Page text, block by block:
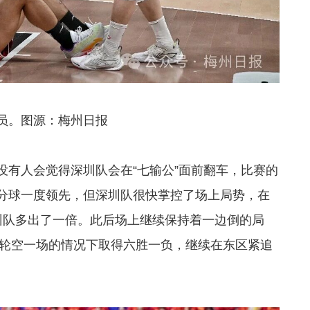
。图源：梅州日报
人会觉得深圳队会在“七输公”面前翻车，比赛的
一度领先，但深圳队很快掌控了场上局势，在
多出了一倍。此后场上继续保持着一边倒的局
空一场的情况下取得六胜一负，继续在东区紧追